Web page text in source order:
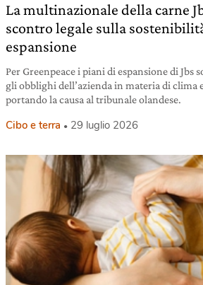
La multinazionale della carne
scontro legale sulla
espansione
Per Greenpeace i piani di espansione di Jbs
gli obblighi dell’azienda in materia di clima
portando la causa al tribunale olandese.
Cibo e terra 29 luglio 2026